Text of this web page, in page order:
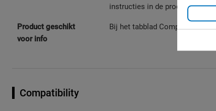
instructies in de
Product geschikt
voor info
Bij het tabblad Compatibility
Compatibility